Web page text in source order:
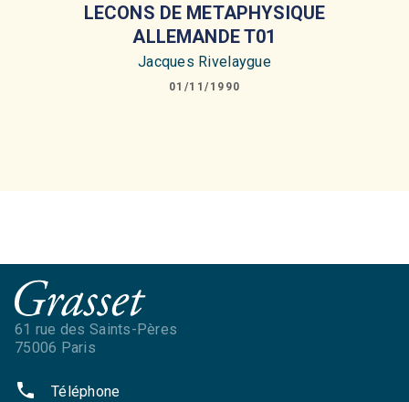
LECONS DE METAPHYSIQUE
ALLEMANDE T01
Jacques Rivelaygue
01/11/1990
61 rue des Saints-Pères
75006 Paris
phone Téléphone